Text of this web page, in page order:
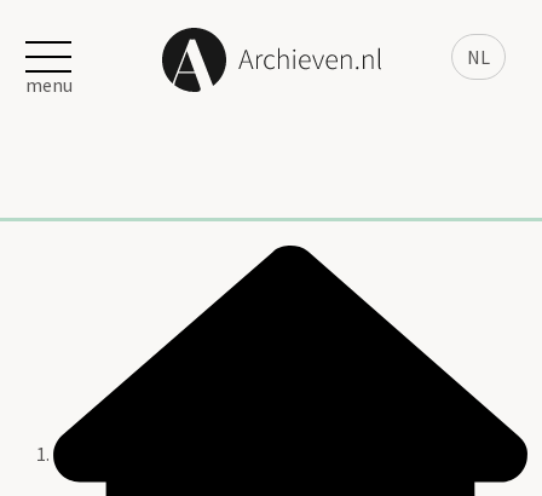
NL
menu